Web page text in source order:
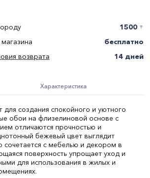
Характеристика
создания спокойного и уютного
обои на флизелиновой основе с
отличаются прочностью и
бежевый цвет выглядит
сочетается с мебелью и декором в
поверхность упрощает уход и
для использования в жилых и
1500 〒
бесплатно
возврата
14 дней